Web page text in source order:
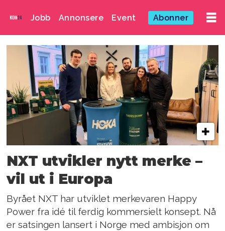
Jobb Annonsere Event Abonner
Emne:
terje
davidsen
NXT utvikler nytt merke –
vil ut i Europa
Byrået NXT har utviklet merkevaren Happy
Power fra idé til ferdig kommersielt konsept. Nå
er satsingen lansert i Norge med ambisjon om